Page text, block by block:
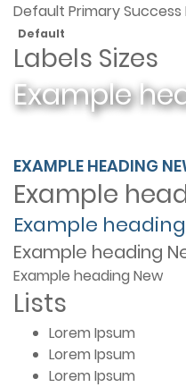
Default PrimarySuccess
Default
Labels Sizes
Example
EXAMPLE HEADING
Example
Example heading
Example heading
Example heading New
Lists
Lorem Ipsum
Lorem Ipsum
Lorem Ipsum